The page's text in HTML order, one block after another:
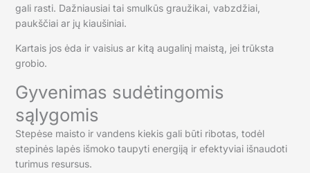
gali rasti. Dažniausiai tai smulkūs graužikai, vabzdžiai,
paukščiai ar jų kiaušiniai.
Kartais jos ėda ir vaisius ar kitą augalinį maistą, jei trūksta
grobio.
Gyvenimas sudėtingomis
sąlygomis
Stepėse maisto ir vandens kiekis gali būti ribotas, todėl
stepinės lapės išmoko taupyti energiją ir efektyviai išnaudoti
turimus resursus.